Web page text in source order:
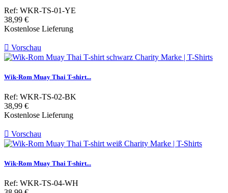
Ref: WKR-TS-01-YE
Preis
38,99 €
Kostenlose Lieferung
 Vorschau
Wik-Rom Muay Thai T-shirt...
Ref: WKR-TS-02-BK
Preis
38,99 €
Kostenlose Lieferung
 Vorschau
Wik-Rom Muay Thai T-shirt...
Ref: WKR-TS-04-WH